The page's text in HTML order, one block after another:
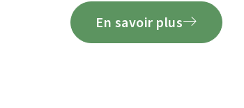
En savoir plus